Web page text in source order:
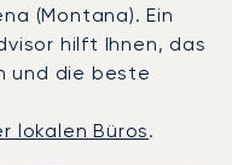
(Montana). Ein
hilft Ihnen, das
und die beste
lokalen Büros.